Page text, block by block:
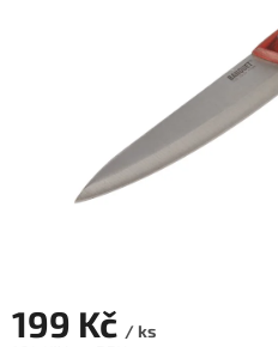
199 Kč / ks